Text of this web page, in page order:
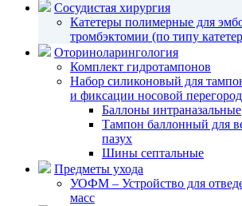
Сосудистая хирургия
Катетеры полимерные для
тромбэктомии (по типу
Оториноларингология
Комплект гидротампонов
Набор силиконовый для
и фиксации носовой
Баллоны интраназальные
Тампон баллонный для
пазух
Шины септальные
Предметы ухода
УОФМ – Устройство для
масс